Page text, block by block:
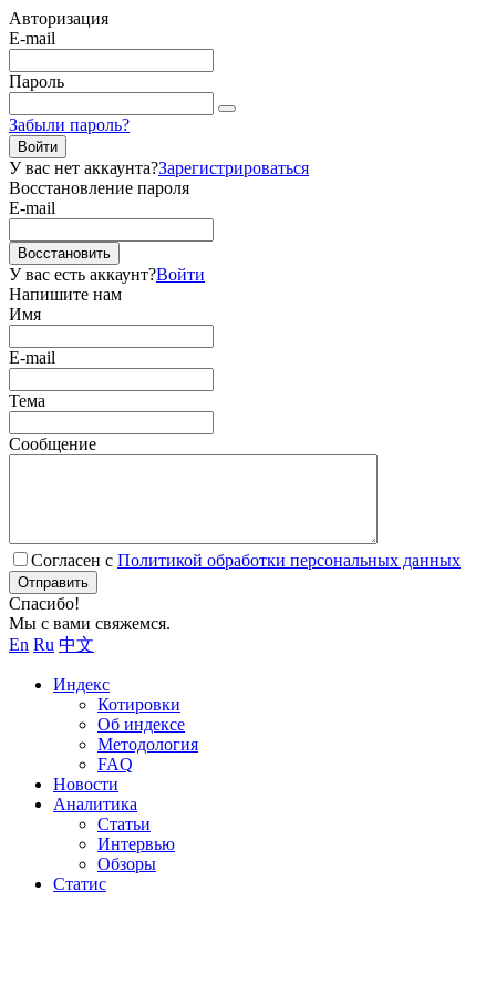
Авторизация
E-mail
Пароль
Забыли пароль?
Войти
У вас нет аккаунта?Зарегистрироваться
Восстановление пароля
E-mail
Восстановить
У вас есть аккаунт?Войти
Напишите нам
Имя
E-mail
Тема
Сообщение
Согласен с Политикой обработки персональных данных
Отправить
Спасибо!
Мы с вами свяжемся.
En Ru 中文
Индекс
Котировки
Об индексе
Методология
FAQ
Новости
Аналитика
Статьи
Интервью
Обзоры
Статис